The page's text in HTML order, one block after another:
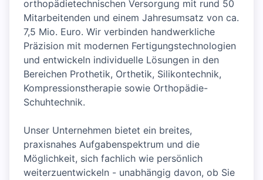
orthopädietechnischen Versorgung mit rund 50
Mitarbeitenden und einem Jahresumsatz von ca.
7,5 Mio. Euro. Wir verbinden handwerkliche
Präzision mit modernen Fertigungstechnologien
und entwickeln individuelle Lösungen in den
Bereichen Prothetik, Orthetik, Silikontechnik,
Kompressionstherapie sowie Orthopädie-
Schuhtechnik.
Unser Unternehmen bietet ein breites,
praxisnahes Aufgabenspektrum und die
Möglichkeit, sich fachlich wie persönlich
weiterzuentwickeln - unabhängig davon, ob Sie